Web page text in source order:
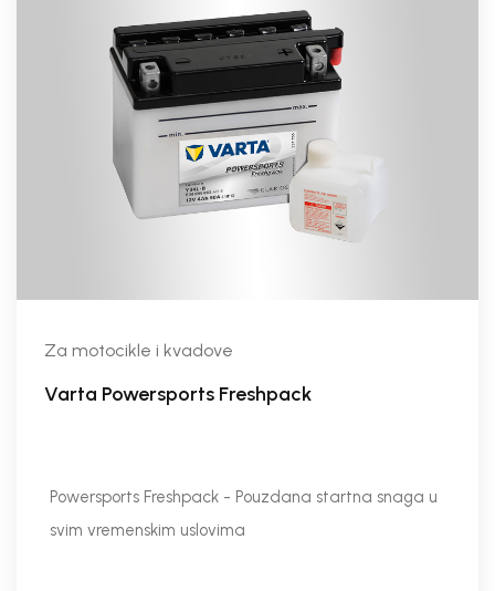
Za motocikle i kvadove
Varta Powersports Freshpack
Powersports Freshpack - Pouzdana startna snaga u
svim vremenskim uslovima